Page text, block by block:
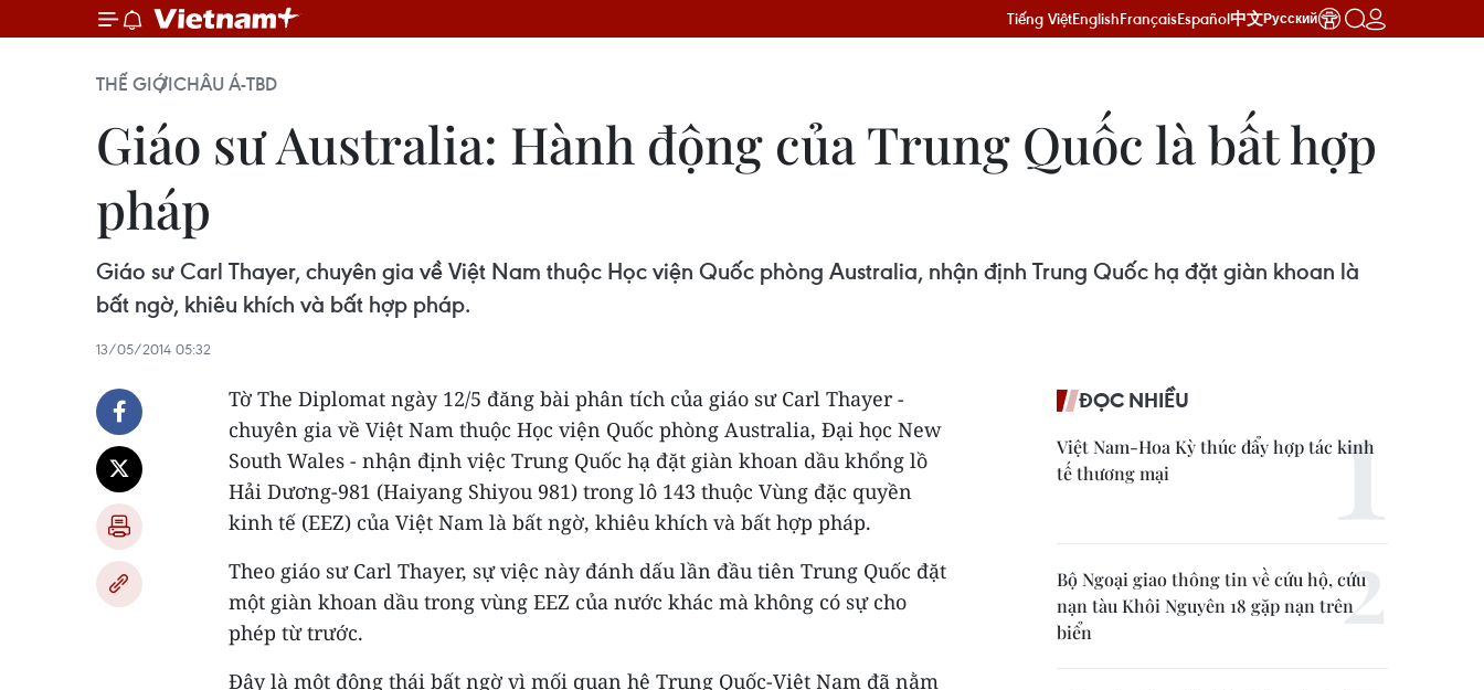
Tiếng ViệtEnglishFrançaisEspañol中文Русский
THẾ GIỚICHÂU Á-TBD
Giáo sư Australia: Hành động của Trung Quốc là bất hợp
pháp
Giáo sư Carl Thayer, chuyên gia về Việt Nam thuộc Học viện Quốc phòng Australia, nhận định Trung Quốc hạ đặt giàn khoan là
bất ngờ, khiêu khích và bất hợp pháp.
13/05/2014 05:32
Tờ The Diplomat ngày 12/5 đăng bài phân tích của giáo sư Carl Thayer -
chuyên gia về Việt Nam thuộc Học viện Quốc phòng Australia, Đại học New
South Wales - nhận định việc Trung Quốc hạ đặt giàn khoan dầu khổng lồ
Hải Dương-981 (Haiyang Shiyou 981) trong lô 143 thuộc Vùng đặc quyền
kinh tế (EEZ) của Việt Nam là bất ngờ, khiêu khích và bất hợp pháp.
Theo giáo sư Carl Thayer, sự việc này đánh dấu lần đầu tiên Trung Quốc đặt
một giàn khoan dầu trong vùng EEZ của nước khác mà không có sự cho
phép từ trước.
Đây là một động thái bất ngờ vì mối quan hệ Trung Quốc-Việt Nam đã nằm
ĐỌC NHIỀU
Việt Nam-Hoa Kỳ thúc đẩy hợp tác kinh
tế thương mại
Bộ Ngoại giao thông tin về cứu hộ, cứu
nạn tàu Khôi Nguyên 18 gặp nạn trên
biển